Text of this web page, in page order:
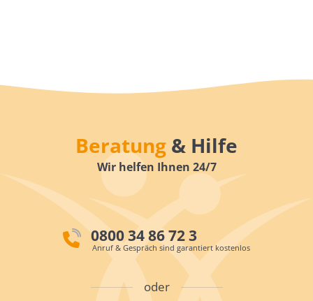
Beratung & Hilfe
Wir helfen Ihnen 24/7
0800 34 86 72 3
Anruf & Gespräch sind garantiert kostenlos
oder